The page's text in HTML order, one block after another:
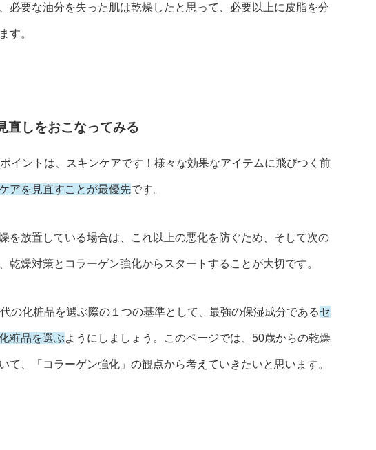
必要な油分を失った肌は乾燥したと思って、必要以上に皮脂を分
す。
直しをおこなってみる
イントは、スキンケアです！様々な効果なアイテムに飛びつく前
アを見直すことが最優先です。
を放置している場合は、これ以上の悪化を防ぐため、そして次の
乾燥対策とコラーゲン強化からスタートすることが大切です。
の化粧品を選ぶ際の１つの基準として、最強の保湿成分であるセ
粧品を選ぶようにしましょう。このページでは、50歳からの乾燥
て、「コラーゲン強化」の観点から考えていきたいと思います。